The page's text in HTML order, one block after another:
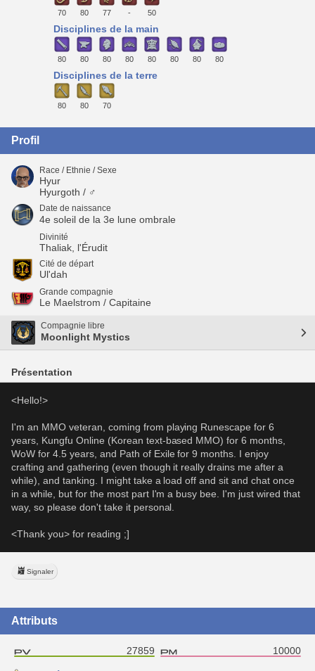
70 80 77 - 50
Disciplines de la main
80 80 80 80 80 80 80 80
Disciplines de la terre
80 80 70
Profil
Race / Ethnie / Sexe
Hyur
Hyurgoth / ♂
Date de naissance
4e soleil de la 3e lune ombrale
Divinité
Thaliak, l'Érudit
Cité de départ
Ul'dah
Grande compagnie
Le Maelstrom / Capitaine
Compagnie libre
Moonlight Mystics
Présentation
<Hello!>
I'm an MMO veteran, coming from playing Runescape for 6
years, Kungfu Online (Korean text-based MMO) for 6 months,
WoW for 4.5 years, and Path of Exile for 9 months. I enjoy
crafting and gathering (even though it really drains me after a
while), and tanking. I might take a load off and sit and chat once
in a while, but for the most part I'm a busy bee. I'm just wired that
way, so please don't take it personal.
<Thank you> for reading ;]
Signaler
Attributs
27859 10000